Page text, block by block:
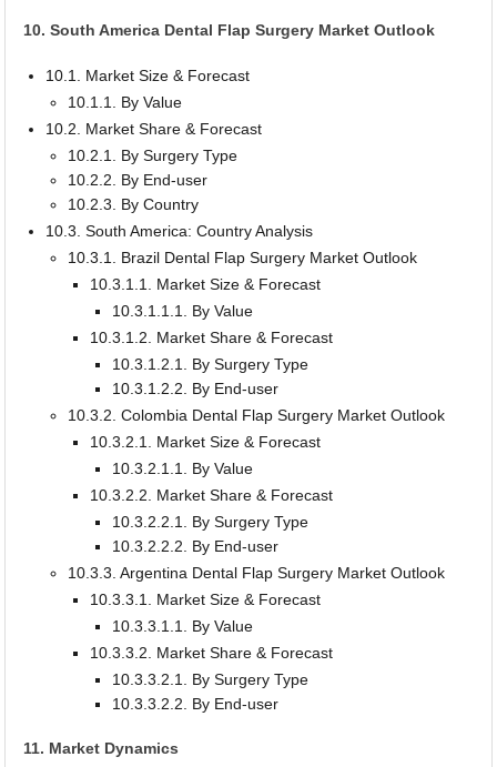
10. South America Dental Flap Surgery Market Outlook
10.1. Market Size & Forecast
10.1.1. By Value
10.2. Market Share & Forecast
10.2.1. By Surgery Type
10.2.2. By End-user
10.2.3. By Country
10.3. South America: Country Analysis
10.3.1. Brazil Dental Flap Surgery Market Outlook
10.3.1.1. Market Size & Forecast
10.3.1.1.1. By Value
10.3.1.2. Market Share & Forecast
10.3.1.2.1. By Surgery Type
10.3.1.2.2. By End-user
10.3.2. Colombia Dental Flap Surgery Market Outlook
10.3.2.1. Market Size & Forecast
10.3.2.1.1. By Value
10.3.2.2. Market Share & Forecast
10.3.2.2.1. By Surgery Type
10.3.2.2.2. By End-user
10.3.3. Argentina Dental Flap Surgery Market Outlook
10.3.3.1. Market Size & Forecast
10.3.3.1.1. By Value
10.3.3.2. Market Share & Forecast
10.3.3.2.1. By Surgery Type
10.3.3.2.2. By End-user
11. Market Dynamics